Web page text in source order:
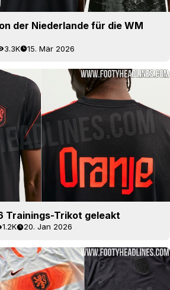
der Niederlande für die WM
3.3K 15. Mär 2026
Trainings-Trikot geleakt
1.2K 20. Jan 2026